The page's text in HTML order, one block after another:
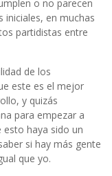
o no parecen
iniciales, en muchas
partidistas entre
de los
este es el mejor
y quizás
para empezar a
esto haya sido un
si hay más gente
que yo.